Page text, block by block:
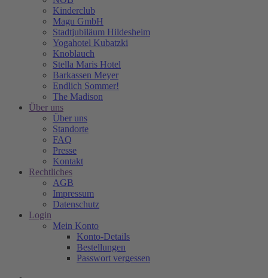
Kinderclub
Magu GmbH
Stadtjubiläum Hildesheim
Yogahotel Kubatzki
Knoblauch
Stella Maris Hotel
Barkassen Meyer
Endlich Sommer!
The Madison
Über uns
Über uns
Standorte
FAQ
Presse
Kontakt
Rechtliches
AGB
Impressum
Datenschutz
Login
Mein Konto
Konto-Details
Bestellungen
Passwort vergessen